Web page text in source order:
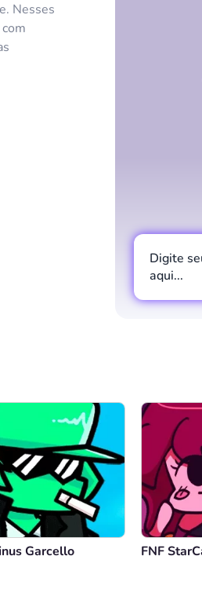
Nesses
Digite
aqui...
Garcello FNF